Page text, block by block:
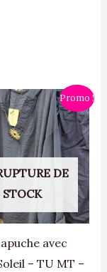
Promo !
DE
STOCK
avec
– TU MT –
:
€.
Le
prix
actuel
est :
16,00 €.
Ce
a